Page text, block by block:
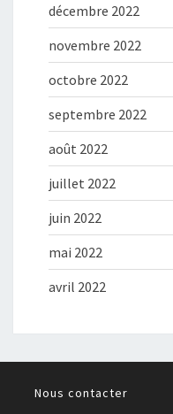
décembre 2022
novembre 2022
octobre 2022
septembre 2022
août 2022
juillet 2022
juin 2022
mai 2022
avril 2022
Nous contacter